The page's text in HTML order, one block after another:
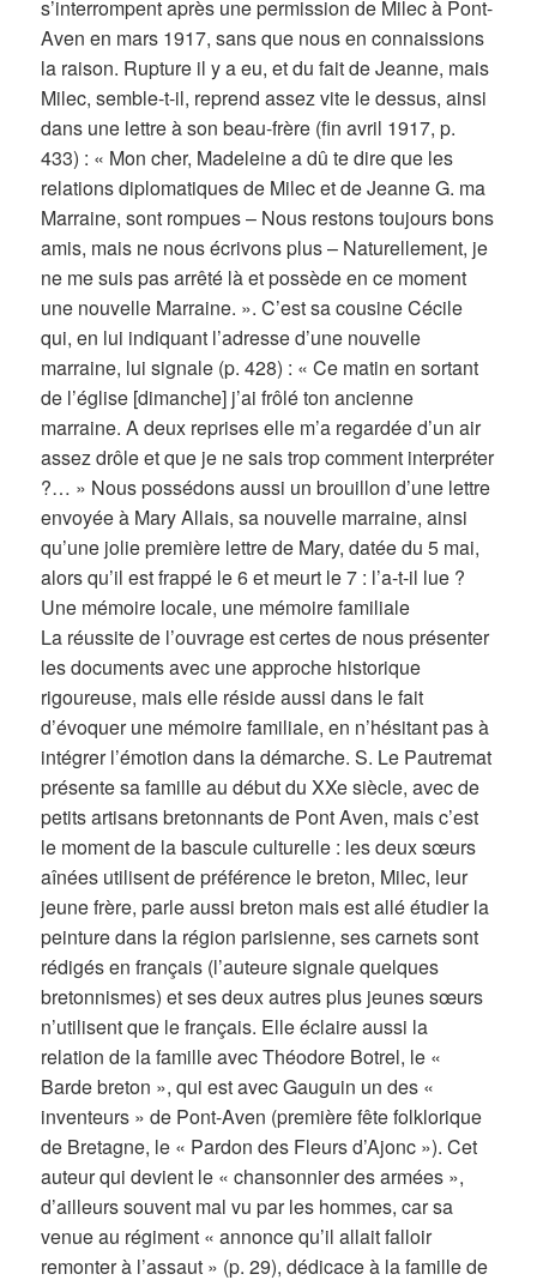
s’interrompent après une permission de Milec à Pont-
Aven en mars 1917, sans que nous en connaissions
la raison. Rupture il y a eu, et du fait de Jeanne, mais
Milec, semble-t-il, reprend assez vite le dessus, ainsi
dans une lettre à son beau-frère (fin avril 1917, p.
433) : « Mon cher, Madeleine a dû te dire que les
relations diplomatiques de Milec et de Jeanne G. ma
Marraine, sont rompues – Nous restons toujours bons
amis, mais ne nous écrivons plus – Naturellement, je
ne me suis pas arrêté là et possède en ce moment
une nouvelle Marraine. ». C’est sa cousine Cécile
qui, en lui indiquant l’adresse d’une nouvelle
marraine, lui signale (p. 428) : « Ce matin en sortant
de l’église [dimanche] j’ai frôlé ton ancienne
marraine. A deux reprises elle m’a regardée d’un air
assez drôle et que je ne sais trop comment interpréter
?… » Nous possédons aussi un brouillon d’une lettre
envoyée à Mary Allais, sa nouvelle marraine, ainsi
qu’une jolie première lettre de Mary, datée du 5 mai,
alors qu’il est frappé le 6 et meurt le 7 : l’a-t-il lue ?
Une mémoire locale, une mémoire familiale
La réussite de l’ouvrage est certes de nous présenter
les documents avec une approche historique
rigoureuse, mais elle réside aussi dans le fait
d’évoquer une mémoire familiale, en n’hésitant pas à
intégrer l’émotion dans la démarche. S. Le Pautremat
présente sa famille au début du XXe siècle, avec de
petits artisans bretonnants de Pont Aven, mais c’est
le moment de la bascule culturelle : les deux sœurs
aînées utilisent de préférence le breton, Milec, leur
jeune frère, parle aussi breton mais est allé étudier la
peinture dans la région parisienne, ses carnets sont
rédigés en français (l’auteure signale quelques
bretonnismes) et ses deux autres plus jeunes sœurs
n’utilisent que le français. Elle éclaire aussi la
relation de la famille avec Théodore Botrel, le «
Barde breton », qui est avec Gauguin un des «
inventeurs » de Pont-Aven (première fête folklorique
de Bretagne, le « Pardon des Fleurs d’Ajonc »). Cet
auteur qui devient le « chansonnier des armées »,
d’ailleurs souvent mal vu par les hommes, car sa
venue au régiment « annonce qu’il allait falloir
remonter à l’assaut » (p. 29), dédicace à la famille de